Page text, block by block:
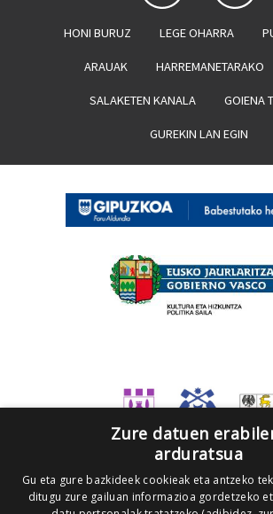
HONI BURUZ LEGE OHARRA
ARAUAK HARREMANETARAKO
SALAKETEN KANALA GOIENA
GUREKIN LAN EGIN
Zure datuen
arduratsua
Gu eta gure bazkideek cookieak eta antzeko
ditugu zure gailuan informazioa gordetzeko